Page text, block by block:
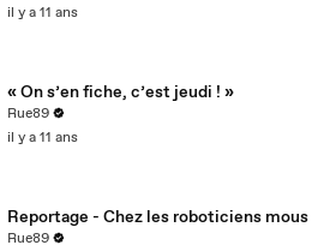
il y a 11 ans
« On s’en fiche, c’est jeudi ! »
Rue89
il y a 11 ans
Reportage - Chez les roboticiens mous
Rue89